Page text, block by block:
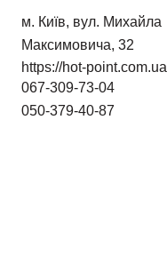
м. Київ, вул. Михайла
Максимовича, 32
https://hot-point.com.ua
067-309-73-04
050-379-40-87